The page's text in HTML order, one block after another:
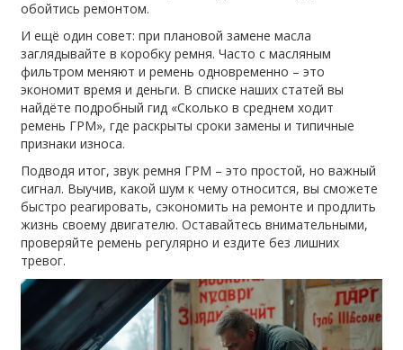
обойтись ремонтом.
И ещё один совет: при плановой замене масла
заглядывайте в коробку ремня. Часто с масляным
фильтром меняют и ремень одновременно – это
экономит время и деньги. В списке наших статей вы
найдёте подробный гид «Сколько в среднем ходит
ремень ГРМ», где раскрыты сроки замены и типичные
признаки износа.
Подводя итог, звук ремня ГРМ – это простой, но важный
сигнал. Выучив, какой шум к чему относится, вы сможете
быстро реагировать, сэкономить на ремонте и продлить
жизнь своему двигателю. Оставайтесь внимательными,
проверяйте ремень регулярно и ездите без лишних
тревог.